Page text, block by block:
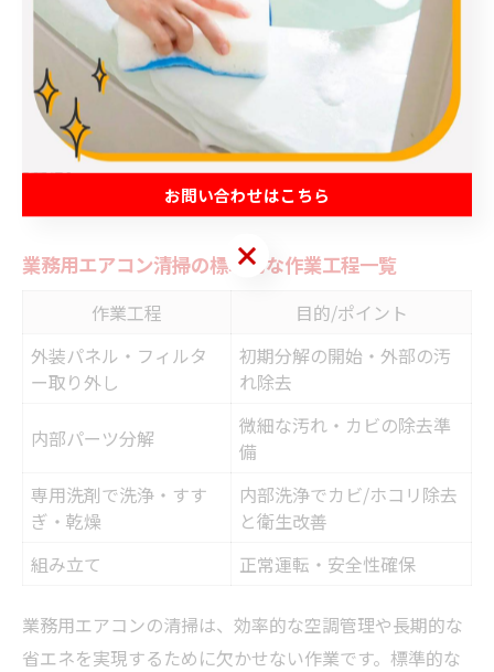
り確認しましょう。
専門業者による業務用エアコン清掃の
流れ
業務用エアコン清掃の標準的な作業工程一覧
作業工程
目的/ポイント
外装パネル・フィルタ
ー取り外し
初期分解の開始・外部の汚
れ除去
内部パーツ分解
微細な汚れ・カビの除去準
備
専用洗剤で洗浄・すす
ぎ・乾燥
内部洗浄でカビ/ホコリ除去
と衛生改善
組み立て
正常運転・安全性確保
業務用エアコンの清掃は、効率的な空調管理や長期的な
省エネを実現するために欠かせない作業です。標準的な
お問い合わせはこちら
お問い合わせはこちら